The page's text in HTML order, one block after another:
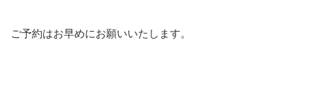
ご予約はお早めにお願いいたします。